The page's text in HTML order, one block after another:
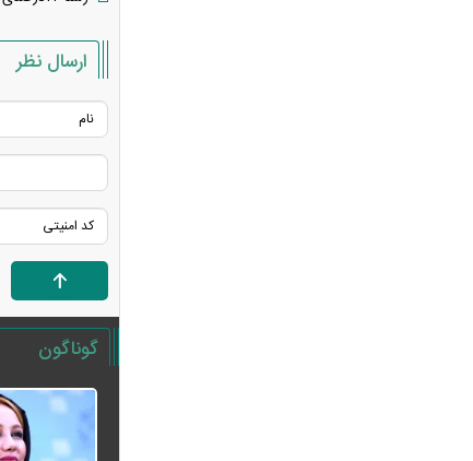
ارسال نظر
گوناگون